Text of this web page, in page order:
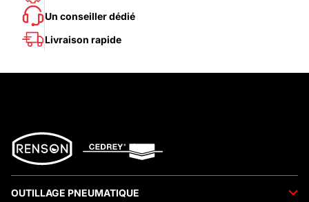
Un conseiller dédié
Livraison rapide
OUTILLAGE PNEUMATIQUE